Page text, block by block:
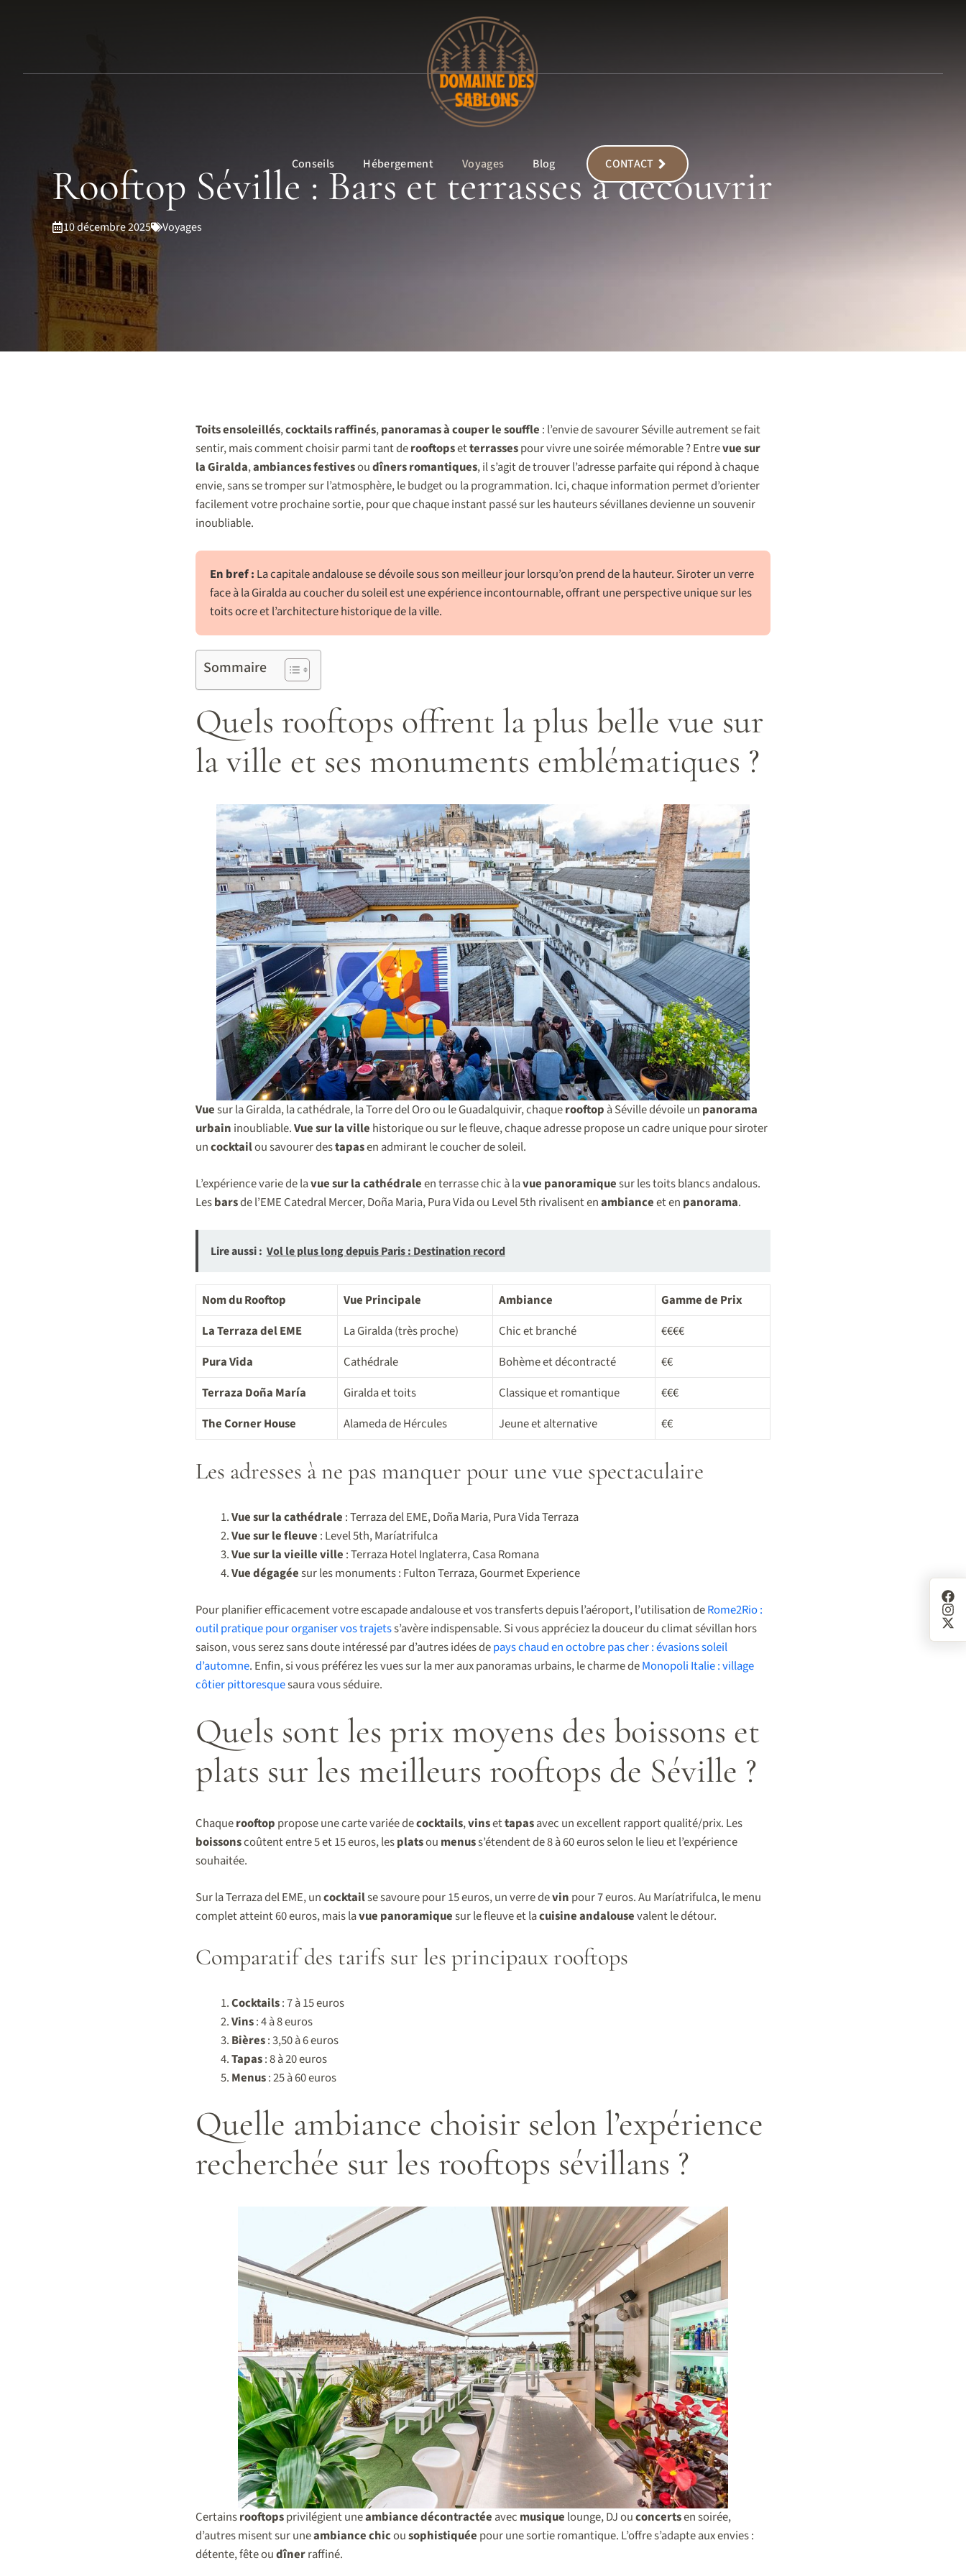
Conseils Hébergement Voyages Blog CONTACT
Rooftop Séville : Bars et terrasses à découvrir
10 décembre 2025 Voyages
Toits ensoleillés,cocktails raffinés,panoramas à couper le souffle : l’envie de savourer Séville autrement se fait
sentir, mais comment choisir parmi tant derooftopsetterrassespour vivre une soirée mémorable ? Entrevue sur
la Giralda,ambiances festivesoudîners romantiques, il s’agit de trouver l’adresse parfaite qui répond à chaque
envie, sans se tromper sur l’atmosphère, le budget ou la programmation. Ici, chaque information permet d’orienter
facilement votre prochaine sortie, pour que chaque instant passé sur les hauteurs sévillanes devienne un souvenir
inoubliable.
En bref : La capitale andalouse se dévoile sous son meilleur jour lorsqu’on prend de la hauteur. Siroter un verre
face à la Giralda au coucher du soleil est une expérience incontournable, offrant une perspective unique sur les
toits ocre et l’architecture historique de la ville.
Sommaire
Quels rooftops offrent la plus belle vue sur
la ville et ses monuments emblématiques ?
Vuesur la Giralda, la cathédrale, la Torre del Oro ou le Guadalquivir, chaquerooftop à Séville dévoile un panorama
urbain inoubliable.Vue sur la ville historique ou sur le fleuve, chaque adresse propose un cadre unique pour siroter
uncocktailou savourer destapasen admirant le coucher de soleil.
L’expérience varie de lavue sur la cathédraleen terrasse chic à lavue panoramiquesur les toits blancs andalous.
Lesbarsde l’EME Catedral Mercer, Doña Maria, Pura Vida ou Level 5th rivalisent enambianceet en panorama.
Lire aussi : Vol le plus long depuis Paris : Destination record
Nom du Rooftop Vue Principale Ambiance
Gamme de Prix
La Terraza del EME
La Giralda (très proche) Chic et branché
€€€€
Pura Vida
Cathédrale Bohème et décontracté
€€
Terraza Doña María
Giralda et toits Classique et romantique
€€€
The Corner House
Alameda de Hércules Jeune et alternative €€
Les adresses à ne pas manquer pour une vue spectaculaire
Vue sur la cathédrale : Terraza del EME, Doña Maria, Pura Vida Terraza
Vue sur le fleuve : Level 5th, Maríatrifulca
Vue sur la vieille ville : Terraza Hotel Inglaterra, Casa Romana
Vue dégagéesur les monuments : Fulton Terraza, Gourmet Experience
Pour planifier efficacement votre escapade andalouse et vos transferts depuis l’aéroport, l’utilisation deRome2Rio :
outil pratique pour organiser vos trajetss’avère indispensable. Si vous appréciez la douceur du climat sévillan hors
saison, vous serez sans doute intéressé par d’autres idées depays chaud en octobre pas cher : évasions soleil
d’automne. Enfin, si vous préférez les vues sur la mer aux panoramas urbains, le charme deMonopoli Italie : village
côtier pittoresquesaura vous séduire.
Quels sont les prix moyens des boissons et
plats sur les meilleurs rooftops de Séville ?
Chaquerooftop propose une carte variée decocktails,vinsettapasavec un excellent rapport qualité/prix. Les
boissonscoûtent entre 5 et 15 euros, lesplatsou menuss’étendent de 8 à 60 euros selon le lieu et l’expérience
souhaitée.
Sur la Terraza del EME, uncocktailse savoure pour 15 euros, un verre devin pour 7 euros. Au Maríatrifulca, le menu
complet atteint 60 euros, mais lavue panoramiquesur le fleuve et lacuisine andalousevalent le détour.
Comparatif des tarifs sur les principaux rooftops
Cocktails: 7 à 15 euros
Vins: 4 à 8 euros
Bières: 3,50 à 6 euros
Tapas: 8 à 20 euros
Menus: 25 à 60 euros
Quelle ambiance choisir selon l’expérience
recherchée sur les rooftops sévillans ?
Certainsrooftopsprivilégient uneambiance décontractée avec musique lounge, DJ ouconcertsen soirée,
d’autres misent sur uneambiance chicousophistiquée pour une sortie romantique. L’offre s’adapte aux envies :
détente, fête oudînerraffiné.